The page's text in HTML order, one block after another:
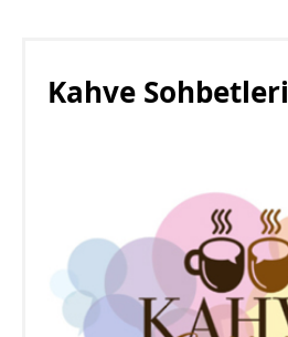
Kahve Sohbetleri